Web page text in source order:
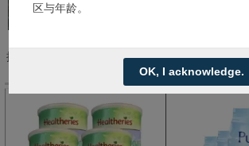
搜到 47 个产品
区与年龄。
OK, I acknowledge.